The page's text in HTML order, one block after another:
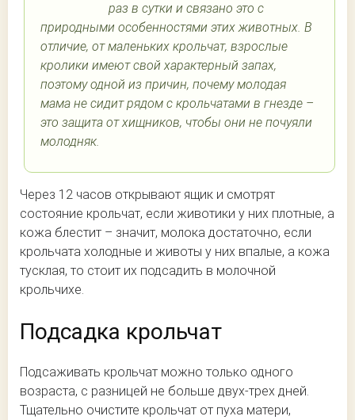
раз в сутки и связано это с
природными особенностями этих животных. В
отличие, от маленьких крольчат, взрослые
кролики имеют свой характерный запах,
поэтому одной из причин, почему молодая
мама не сидит рядом с крольчатами в гнезде –
это защита от хищников, чтобы они не почуяли
молодняк.
Через 12 часов открывают ящик и смотрят
состояние крольчат, если животики у них плотные, а
кожа блестит – значит, молока достаточно, если
крольчата холодные и животы у них впалые, а кожа
тусклая, то стоит их подсадить в молочной
крольчихе.
Подсадка крольчат
Подсаживать крольчат можно только одного
возраста, с разницей не больше двух-трех дней.
Тщательно очистите крольчат от пуха матери,